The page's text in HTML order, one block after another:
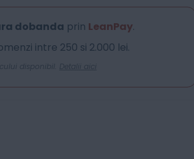
dobanda prin LeanPay.
intre 250 si 2.000 lei.
disponibil. Detalii aici